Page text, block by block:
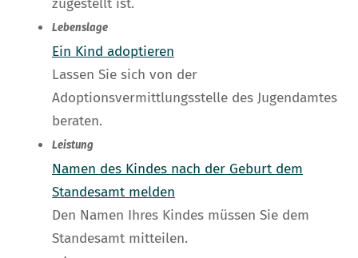
zugestellt ist.
Lebenslage
Ein Kind adoptieren
Lassen Sie sich von der
Adoptionsvermittlungsstelle des Jugendamtes
beraten.
Leistung
Namen des Kindes nach der Geburt dem
Standesamt melden
Den Namen Ihres Kindes müssen Sie dem
Standesamt mitteilen.